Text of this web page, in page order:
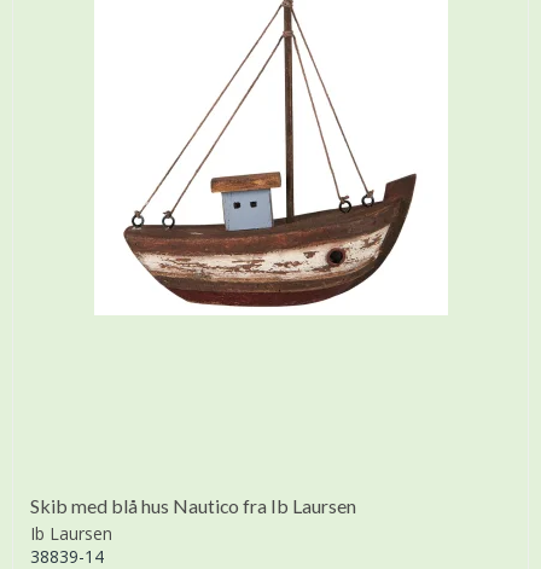
Skib med blå hus Nautico fra Ib Laursen
Ib Laursen
38839-14